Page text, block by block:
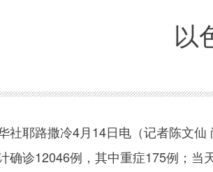
以
耶路撒冷4月14日电（记者陈文仙
确诊12046例，其中重症175例；当